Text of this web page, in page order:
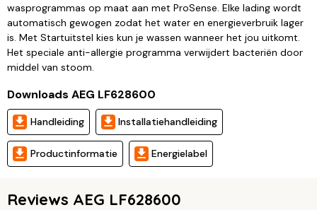
wasprogrammas op maat aan met ProSense. Elke lading wordt
automatisch gewogen zodat het water en energieverbruik lager
is. Met Startuitstel kies kun je wassen wanneer het jou uitkomt.
Het speciale anti-allergie programma verwijdert bacteriën door
middel van stoom.
Downloads AEG LF628600
Handleiding Installatiehandleiding
Productinformatie Energielabel
Reviews AEG LF628600